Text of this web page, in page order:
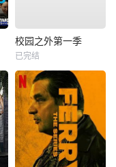
校园之外第一季
已完结